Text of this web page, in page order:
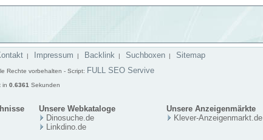
| Impressum | Backlink | Suchboxen| Sitemap
Rechte vorbehalten - Script: FULL SEO Servive
in 0.6361 Sekunden
Unsere Webkataloge
Unsere Anzeigenmärkte
Dinosuche.de
Linkdino.de
Klever-Anzeigenmarkt.de